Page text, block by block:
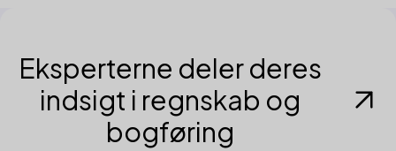
Eksperterne deler deres
indsigt i regnskab og
bogføring